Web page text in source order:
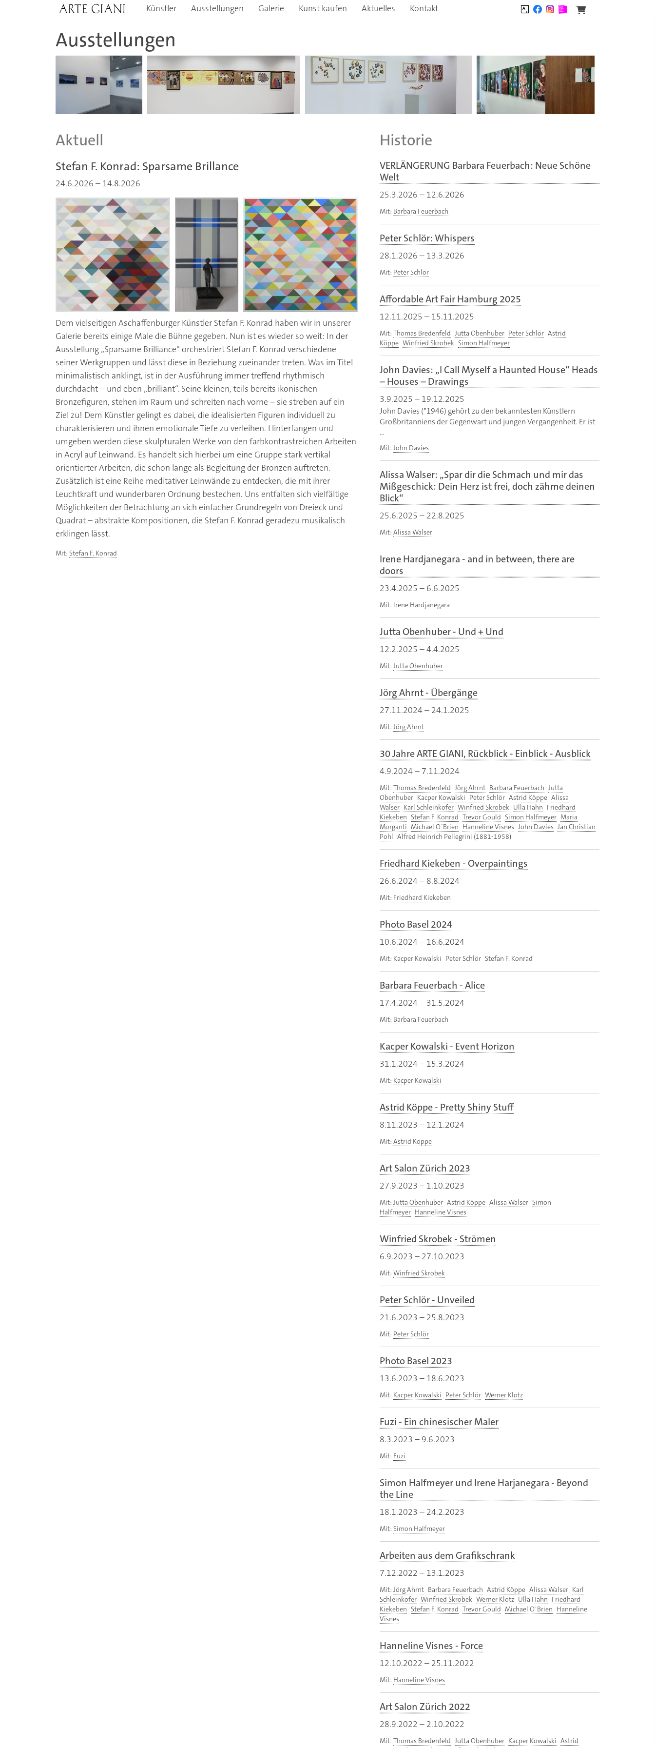
Skip to content Künstler Ausstellungen Galerie Kunst kaufen Aktuelles Kontakt
Ausstellungen
Aktuell
Stefan F. Konrad: Sparsame Brillance
24.6.2026 – 14.8.2026
Dem vielseitigen Aschaffenburger Künstler Stefan F. Konrad haben wir in unserer
Galerie bereits einige Male die Bühne gegeben. Nun ist es wieder so weit: In der
Ausstellung „Sparsame Brilliance“ orchestriert Stefan F. Konrad verschiedene
seiner Werkgruppen und lässt diese in Beziehung zueinander treten. Was im Titel
minimalistisch anklingt, ist in der Ausführung immer treffend rhythmisch
durchdacht – und eben „brilliant“. Seine kleinen, teils bereits ikonischen
Bronzefiguren, stehen im Raum und schreiten nach vorne – sie streben auf ein
Ziel zu! Dem Künstler gelingt es dabei, die idealisierten Figuren individuell zu
charakterisieren und ihnen emotionale Tiefe zu verleihen. Hinterfangen und
umgeben werden diese skulpturalen Werke von den farbkontrastreichen Arbeiten
in Acryl auf Leinwand. Es handelt sich hierbei um eine Gruppe stark vertikal
orientierter Arbeiten, die schon lange als Begleitung der Bronzen auftreten.
Zusätzlich ist eine Reihe meditativer Leinwände zu entdecken, die mit ihrer
Leuchtkraft und wunderbaren Ordnung bestechen. Uns entfalten sich vielfältige
Möglichkeiten der Betrachtung an sich einfacher Grundregeln von Dreieck und
Quadrat – abstrakte Kompositionen, die Stefan F. Konrad geradezu musikalisch
erklingen lässt.
Mit: Stefan F. Konrad
Historie
VERLÄNGERUNG Barbara Feuerbach: Neue Schöne
Welt
25.3.2026 – 12.6.2026
Mit: Barbara Feuerbach
Peter Schlör: Whispers
28.1.2026 – 13.3.2026
Mit: Peter Schlör
Affordable Art Fair Hamburg 2025
12.11.2025 – 15.11.2025
Mit: Thomas Bredenfeld Jutta Obenhuber Peter Schlör Astrid
Köppe Winfried Skrobek Simon Halfmeyer
John Davies: „I Call Myself a Haunted House“ Heads
– Houses – Drawings
3.9.2025 – 19.12.2025
John Davies (*1946) gehört zu den bekanntesten Künstlern
Großbritanniens der Gegenwart und jungen Vergangenheit. Er ist
…
Mit: John Davies
Alissa Walser: „Spar dir die Schmach und mir das
Mißgeschick: Dein Herz ist frei, doch zähme deinen
Blick“
25.6.2025 – 22.8.2025
Mit: Alissa Walser
Irene Hardjanegara - and in between, there are
doors
23.4.2025 – 6.6.2025
Mit: Irene Hardjanegara
Jutta Obenhuber - Und + Und
12.2.2025 –4.4.2025
Mit: Jutta Obenhuber
Jörg Ahrnt - Übergänge
27.11.2024– 24.1.2025
Mit: Jörg Ahrnt
30 Jahre ARTE GIANI, Rückblick - Einblick - Ausblick
4.9.2024– 7.11.2024
Mit: Thomas Bredenfeld Jörg Ahrnt Barbara Feuerbach
Jutta
Obenhuber Kacper Kowalski Peter Schlör Astrid Köppe Alissa
Walser Karl Schleinkofer Winfried Skrobek Ulla Hahn Friedhard
Kiekeben Stefan F. Konrad Trevor Gould Simon Halfmeyer Maria
Morganti Michael O´Brien Hanneline Visnes John Davies Jan Christian
Pohl Alfred Heinrich Pellegrini (1881-1958)
Friedhard Kiekeben - Overpaintings
26.6.2024– 8.8.2024
Mit: Friedhard Kiekeben
Photo Basel 2024
10.6.2024– 16.6.2024
Mit: Kacper Kowalski Peter Schlör Stefan F. Konrad
Barbara Feuerbach - Alice
17.4.2024– 31.5.2024
Mit: Barbara Feuerbach
Kacper Kowalski - Event Horizon
31.1.2024– 15.3.2024
Mit: Kacper Kowalski
Astrid Köppe - Pretty Shiny Stuff
8.11.2023 – 12.1.2024
Mit: Astrid Köppe
Art Salon Zürich 2023
27.9.2023 – 1.10.2023
Mit: Jutta Obenhuber Astrid Köppe Alissa Walser Simon
Halfmeyer Hanneline Visnes
Winfried Skrobek - Strömen
6.9.2023 – 27.10.2023
Mit: Winfried Skrobek
Peter Schlör - Unveiled
21.6.2023 – 25.8.2023
Mit: Peter Schlör
Photo Basel 2023
13.6.2023 – 18.6.2023
Mit: Kacper Kowalski Peter Schlör Werner Klotz
Fuzi - Ein chinesischer Maler
8.3.2023 – 9.6.2023
Mit: Fuzi
Simon Halfmeyer und Irene Harjanegara - Beyond
the Line
18.1.2023 – 24.2.2023
Mit: Simon Halfmeyer
Arbeiten aus dem Grafikschrank
7.12.2022 – 13.1.2023
Mit: Jörg Ahrnt Barbara Feuerbach Astrid Köppe Alissa Walser Karl
Schleinkofer Winfried Skrobek Werner Klotz Ulla Hahn Friedhard
Kiekeben Stefan F. Konrad Trevor Gould Michael O´Brien Hanneline
Visnes
Hanneline Visnes - Force
12.10.2022 – 25.11.2022
Mit: Hanneline Visnes
Art Salon Zürich 2022
28.9.2022 – 2.10.2022
Mit: Thomas Bredenfeld Jutta Obenhuber Kacper Kowalski Astrid